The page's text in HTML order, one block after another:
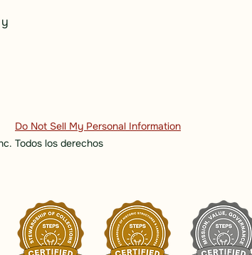
Do Not Sell My Personal Information
Todos los derechos